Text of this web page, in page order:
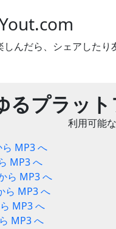
んだら、シェアしたり
るプラッ
利用可能
MP3 へ
MP3 へ
ら MP3 へ
ら MP3 へ
MP3 へ
MP3 へ